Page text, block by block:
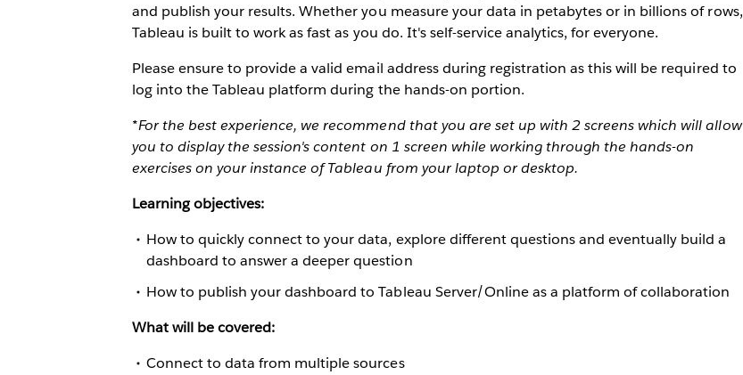
and publish your results. Whether you measure your data in petabytes or in billions of rows,
Tableau is built to work as fast as you do. It's self-service analytics, for everyone.
Please ensure to provide a valid email address during registration as this will be required to
log into the Tableau platform during the hands-on portion.
*For the best experience, we recommend that you are set up with 2 screens which will allow
you to display the session's content on 1 screen while working through the hands-on
exercises on your instance of Tableau from your laptop or desktop.
Learning objectives:
How to quickly connect to your data, explore different questions and eventually build a
dashboard to answer a deeper question
How to publish your dashboard to Tableau Server/Online as a platform of collaboration
What will be covered:
Connect to data from multiple sources